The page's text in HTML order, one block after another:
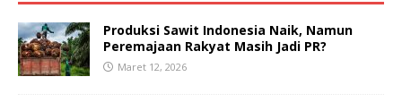
Produksi Sawit Indonesia Naik, Namun
Peremajaan Rakyat Masih Jadi PR?
Maret 12, 2026